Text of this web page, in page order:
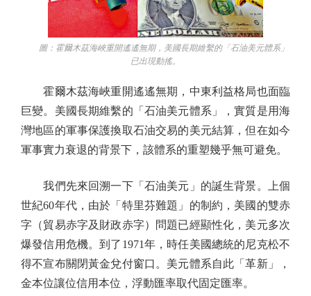
圖：霍爾木茲海峽重開遙遙無期，美國長期維繫的「石油美元體系」
已出現動搖。
霍爾木茲海峽重開遙遙無期，中東利益格局也面臨
巨變。美國長期維繫的「石油美元體系」，實質是用海
灣地區的軍事保護換取石油交易的美元結算，但在如今
軍事實力衰退的背景下，該體系的重塑幾乎無可避免。
我們先來回溯一下「石油美元」的誕生背景。上個
世紀60年代，由於「特里芬難題」的制約，美國的雙赤
字（貿易赤字及財政赤字）問題已經顯性化，美元多次
爆發信用危機。到了1971年，時任美國總統的尼克松不
得不宣布關閉黃金兌付窗口。美元體系自此「革新」，
金本位讓位信用本位，浮動匯率取代固定匯率。